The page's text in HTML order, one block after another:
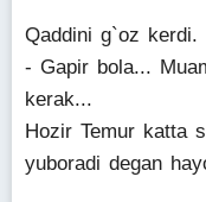
Qaddini g`oz kerdi.
- Gapir bola...
kerak...
Hozir Temur katta
yuboradi degan